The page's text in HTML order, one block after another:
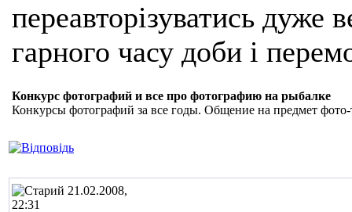
переавторізуватись
гарного часу доби і
Конкурс фотографий и все про фотографию на рыбалке
Конкурсы фотографий за все годы. Общение на предмет фото-
21.02.2008,
22:31